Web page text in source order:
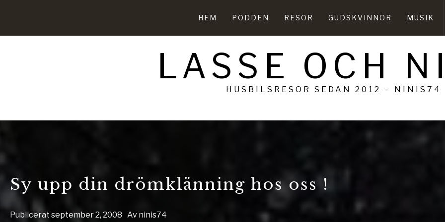
HEM PODDEN RESOR GUDSKVINNOR MUSIK
LASSE OCH
HUSBILSRESOR SEDAN 2012 – NINIS74
Sy upp din drömklänning hos oss !
Publicerat september 2, 2008 Av ninis74